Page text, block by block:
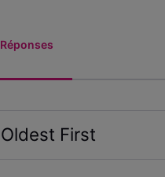
Réponses
Oldest First